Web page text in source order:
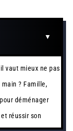
vaut mieux ne pas
? Famille,
déménager
réussir son